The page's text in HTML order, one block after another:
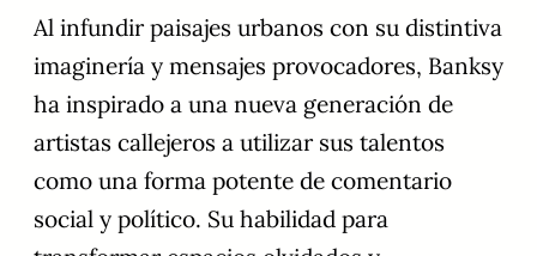
Al infundir paisajes urbanos con su distintiva
imaginería y mensajes provocadores, Banksy
ha inspirado a una nueva generación de
artistas callejeros a utilizar sus talentos
como una forma potente de comentario
social y político. Su habilidad para